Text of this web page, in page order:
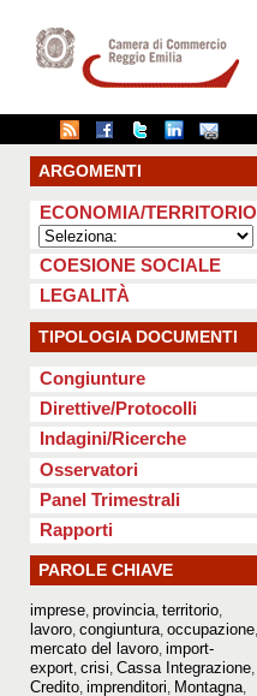
ARGOMENTI
ECONOMIA/TERRITORIO
COESIONE SOCIALE
LEGALITÀ
TIPOLOGIA DOCUMENTI
Congiunture
Direttive/Protocolli
Indagini/Ricerche
Osservatori
Panel Trimestrali
Rapporti
PAROLE CHIAVE
imprese provincia territorio
lavoro congiuntura occupazione
mercato del lavoro import-
export crisi Cassa Integrazione
Credito imprenditori Montagna